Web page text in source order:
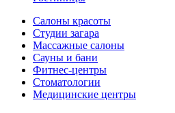
Салоны красоты
Студии загара
Массажные салоны
Сауны и бани
Фитнес-центры
Стоматологии
Медицинские центры